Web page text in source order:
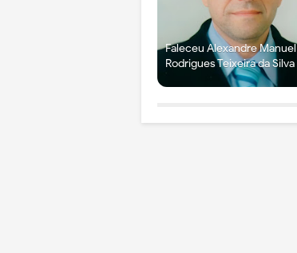
Faleceu Alexandre Manuel
Rodrigues Teixeira da Silva